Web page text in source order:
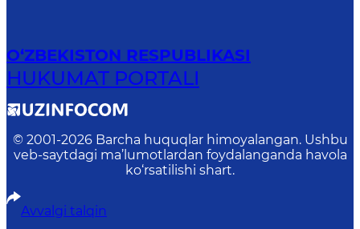
O‘ZBEKISTON RESPUBLIKASI
HUKUMAT PORTALI
© 2001-2026 Barcha huquqlar himoyalangan. Ushbu
veb-saytdagi ma’lumotlardan foydalanganda havola
ko‘rsatilishi shart.
Avvalgi talqin